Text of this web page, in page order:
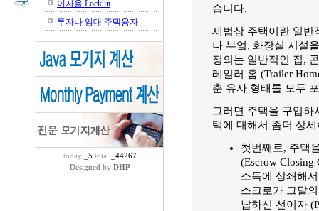
이자율 Lock in
투자나 임대 주택융자
today _5 total
_44267
Designed by DHP
습니다.
세법상 주택이란 일반
나 부엌, 화장실 시설
정의는 일반적인 집,
레일러 홈 (Trailer
춘 유사 형태를 모두
그러면 주택을 구입
택에 대해서 좀더 상
첫번째로, 주택
(Escrow
소득에 상쇄해
스크로가 그달
납하신 선이자